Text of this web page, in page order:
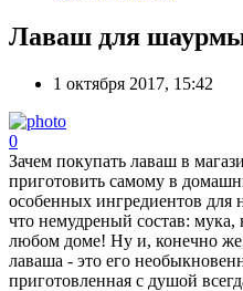
Лаваш для
1 октября 2017, 15:42
0
Зачем покупать лаваш в
приготовить самому в
особенных ингредиентов для
что немудреный состав:
любом доме! Ну и, конечно
лаваша - это его
приготовленная с душой